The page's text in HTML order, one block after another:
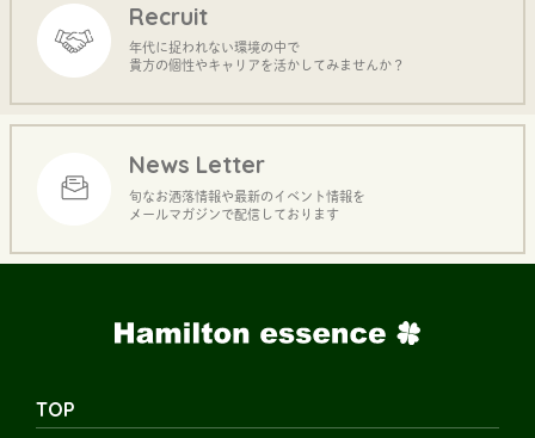
Recruit
年代に捉われない環境の中で
貴方の個性やキャリアを活かしてみませんか？
News Letter
旬なお洒落情報や最新のイベント情報を
メールマガジンで配信しております
TOP